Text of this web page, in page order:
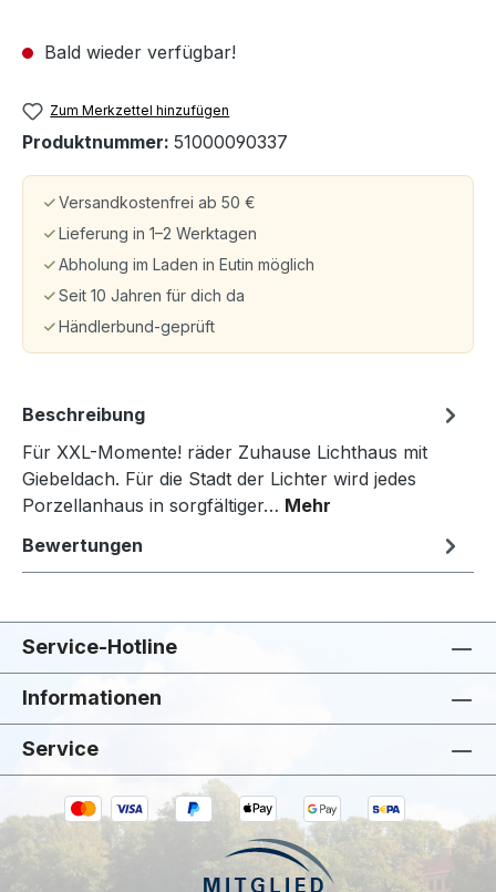
Bald wieder verfügbar!
Zum Merkzettel hinzufügen
Produktnummer: 51000090337
Versandkostenfrei ab 50 €
Lieferung in 1–2 Werktagen
Abholung im Laden in Eutin möglich
Seit 10 Jahren für dich da
Händlerbund-geprüft
Beschreibung
Für XXL-Momente! räder Zuhause Lichthaus mit
Giebeldach. Für die Stadt der Lichter wird jedes
Porzellanhaus in sorgfältiger… Mehr
Bewertungen
Service-Hotline
Informationen
Service